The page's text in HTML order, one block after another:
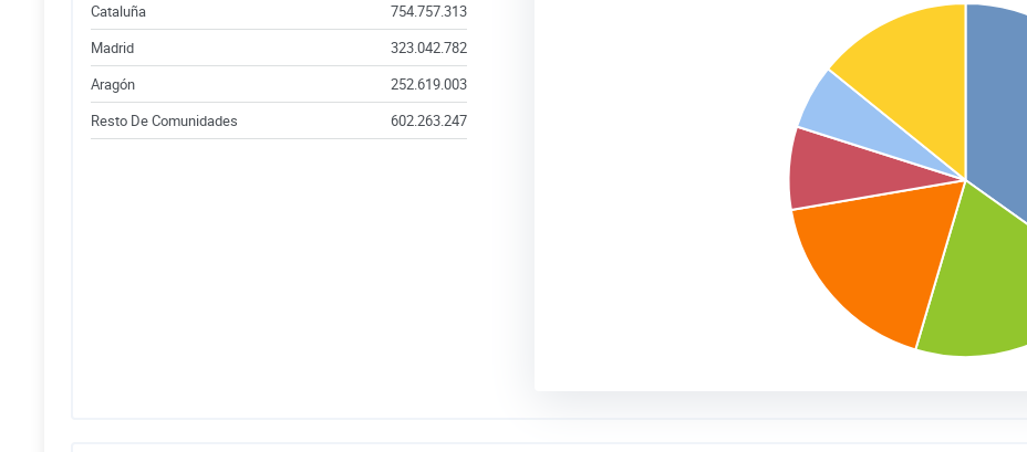
Cataluña
754.757.313
Madrid
323.042.782
Aragón
252.619.003
Resto De Comunidades
602.263.247